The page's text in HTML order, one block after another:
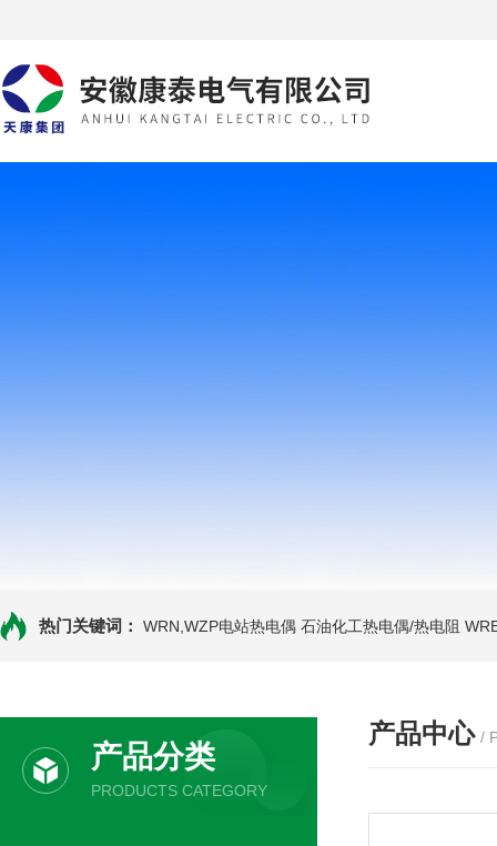
热门关键词： WRN,WZP电站热电偶 石油化工热电偶/热电阻
产品分类
PRODUCTS CATEGORY
产品中心 /